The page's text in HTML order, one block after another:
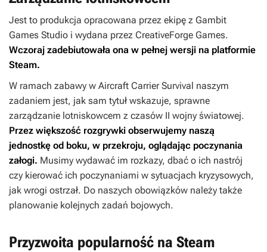
Jest to produkcja opracowana przez ekipę z Gambit
Games Studio i wydana przez CreativeForge Games.
Wczoraj zadebiutowała ona w pełnej wersji na platformie
Steam.
W ramach zabawy w Aircraft Carrier Survival naszym
zadaniem jest, jak sam tytuł wskazuje, sprawne
zarządzanie lotniskowcem z czasów II wojny światowej.
Przez większość rozgrywki obserwujemy naszą
jednostkę od boku, w przekroju, oglądając poczynania
załogi. Musimy wydawać im rozkazy, dbać o ich nastrój
czy kierować ich poczynaniami w sytuacjach kryzysowych,
jak wrogi ostrzał. Do naszych obowiązków należy także
planowanie kolejnych zadań bojowych.
Przyzwoita popularność na Steam